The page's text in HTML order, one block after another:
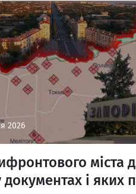
2026
документах і яких